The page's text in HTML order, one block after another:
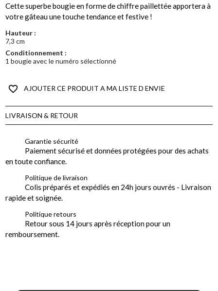
Cette superbe bougie en forme de chiffre paillettée apportera à
votre gâteau une touche tendance et festive !
Hauteur :
7,3 cm
Conditionnement :
1 bougie avec le numéro sélectionné
favorite_border AJOUTER CE PRODUIT A MA LISTE D ENVIE
LIVRAISON & RETOUR
Garantie sécurité
Paiement sécurisé et données protégées pour des achats
en toute confiance.
Politique de livraison
Colis préparés et expédiés en 24h jours ouvrés - Livraison
rapide et soignée.
Politique retours
Retour sous 14 jours après réception pour un
remboursement.